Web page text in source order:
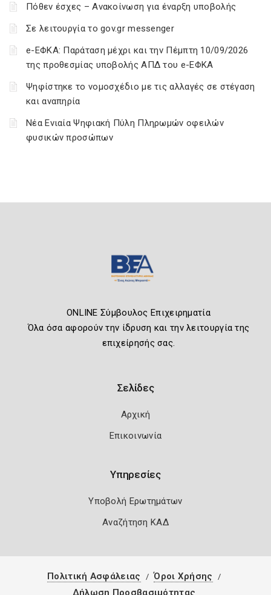
Πόθεν έσχες – Ανακοίνωση για έναρξη υποβολής
Σε λειτουργία το gov.gr messenger
e-ΕΦΚΑ: Παράταση μέχρι και την Πέμπτη 10/09/2026
της προθεσμίας υποβολής ΑΠΔ του e-ΕΦΚΑ
Ψηφίστηκε το νομοσχέδιο με τις αλλαγές σε στέγαση
και αναπηρία
Νέα Ενιαία Ψηφιακή Πύλη Πληρωμών οφειλών
φυσικών προσώπων
ONLINE Σύμβουλος Επιχειρηματία
Όλα όσα αφορούν την ίδρυση και την λειτουργία της
επιχείρησής σας.
Σελίδες
Αρχική
Επικοινωνία
Υπηρεσίες
Υποβολή Ερωτημάτων
Αναζήτηση ΚΑΔ
Πολιτική Ασφάλειας
Όροι Χρήσης
Δήλωση Προσβασιμότητας